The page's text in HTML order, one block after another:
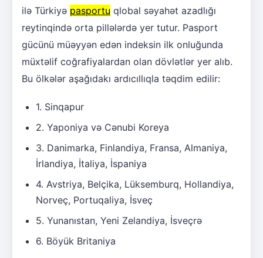
ilə Türkiyə pasportu qlobal səyahət azadlığı
reytinqində orta pillələrdə yer tutur. Pasport
gücünü müəyyən edən indeksin ilk onluğunda
müxtəlif coğrafiyalardan olan dövlətlər yer alıb.
Bu ölkələr aşağıdakı ardıcıllıqla təqdim edilir:
1. Sinqapur
2. Yaponiya və Cənubi Koreya
3. Danimarka, Finlandiya, Fransa, Almaniya,
İrlandiya, İtaliya, İspaniya
4. Avstriya, Belçika, Lüksemburq, Hollandiya,
Norveç, Portuqaliya, İsveç
5. Yunanıstan, Yeni Zelandiya, İsveçrə
6. Böyük Britaniya